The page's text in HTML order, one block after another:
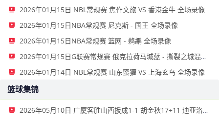
2026年01月15日 NBL常规赛 焦作文旅 VS 香港金牛 全场录像
2026年01月15日NBA常规赛 尼克斯 - 国王 全场录像
2026年01月15日NBA常规赛 篮网 - 鹈鹕 全场录像
2026年01月15日G联赛常规赛 俄克拉荷马城蓝 - 撕裂之城混音 全场录像
2026年01月14日 NBL常规赛 山东蜜獾 VS 上海玄鸟 全场录像
篮球集锦
2026年05月10日 广厦客胜山西扳成1-1 胡金秋17+11 迪亚洛关键上篮不中